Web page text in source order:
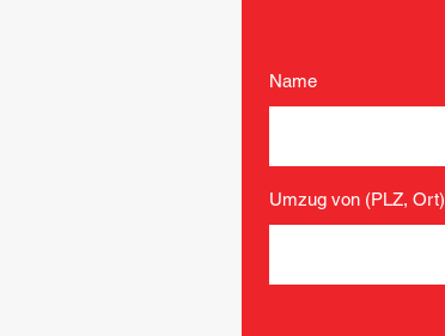
Name
Umzug von (PLZ, Ort)